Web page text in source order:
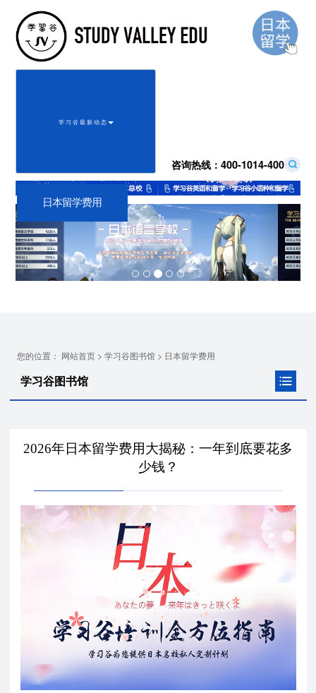
学 习 谷 最 新 动 态
咨询热线：400-1014-400
Previous Next
日本留学费用
您的位置： 网站首页> 学习谷图书馆> 日本留学费用
学习谷图书馆
2026年日本留学费用大揭秘：一年到底要花多
少钱？